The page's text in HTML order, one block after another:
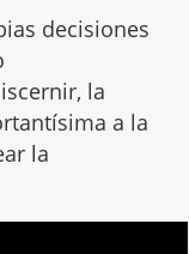
decisiones
la
a la
la